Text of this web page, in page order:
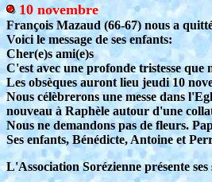
10 novembre
François Mazaud (66-67) nous a
Voici le message de ses enfants:
Cher(e)s ami(e)s
C'est avec une profonde tristesse que
Les obsèques auront lieu jeudi 10
Nous célèbrerons une messe dans
nouveau à Raphèle autour d'une
Nous ne demandons pas de fleurs.
Ses enfants, Bénédicte, Antoine et
L'Association Sorézienne présente ses